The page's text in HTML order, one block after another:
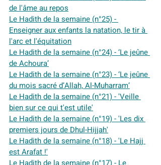
de l'âme au repos
Le Hadith de la semaine (n°25) -
Enseigner aux enfants la natation, le tir à
l'arc et l'équitation
Le Hadith de la semaine (n°24) - ‘Le jeûne
de Achoura’
Le Hadith de la semaine (n°23) - ‘Le jeûne
du mois sacré d’Allah, Al-Muharram’
Le Hadith de la semaine (n°21) - 'Veille
bien sur ce qui t'est utile'
Le Hadith de la semaine (n°19) - 'Les dix
premiers jours de Dhul-Hijjah'
Le Hadith de la semaine (n°18) - 'Le Hajj
est Arafat !'